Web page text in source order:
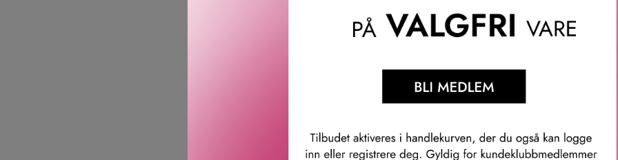
Hjertenoter: Alaskansk sedertreessens, rom Absolute og roseoksid.
Bunnoter: Pyrogen røkelse og vaniljeinfusjon.
Jeg ønsket å gjenbesøke denne akkorden og presse den til yttergrensene – for å se hvor
pyroget røkelse. Som kjente objekter sett i mørket – de åpenbarer seg med en annen